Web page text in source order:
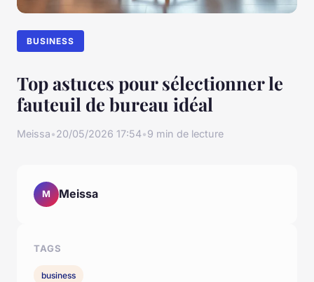
BUSINESS
Top astuces pour sélectionner le
fauteuil de bureau idéal
Meissa•20/05/2026 17:54•9 min de lecture
M Meissa
TAGS
business